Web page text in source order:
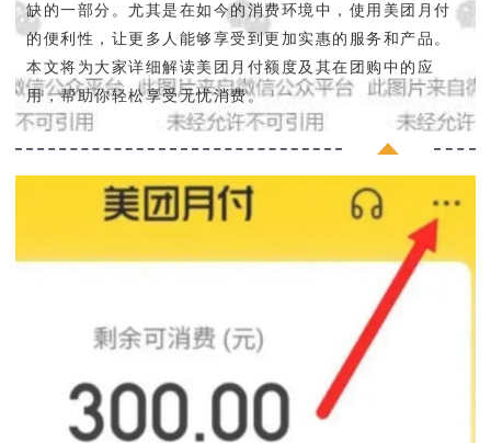
缺的一部分。尤其是在如今的消费环境中，使用美团月付
的便利性，让更多人能够享受到更加实惠的服务和产品。
本文将为大家详细解读美团月付额度及其在团购中的应
用，帮助你轻松享受无忧消费。